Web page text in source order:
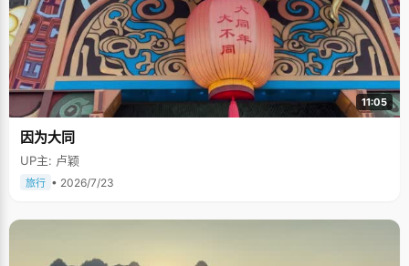
11:05
因为大同
UP主: 卢颖
旅行 • 2026/7/23